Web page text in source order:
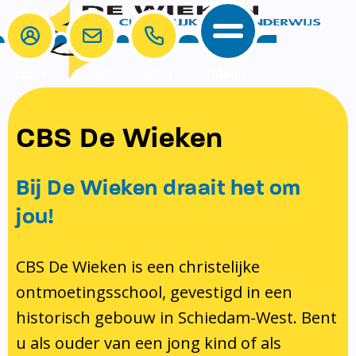
School
School
Onze visie rondom christelijke
identiteit
Pedagogisch klimaat en veiligheid
Bibliotheek
Ondersteuning
Ouders
MR & GMR
Aanmelden nieuwe leerling
Verlof aanvragen
Bibliotheek op school
Te weinig geld?
Contact
E-mail
CBS De Wieken
Bij De Wieken draait het om
jou!
CBS De Wieken is een christelijke
ontmoetingsschool, gevestigd in een
historisch gebouw in Schiedam-West. Bent
u als ouder van een jong kind of als